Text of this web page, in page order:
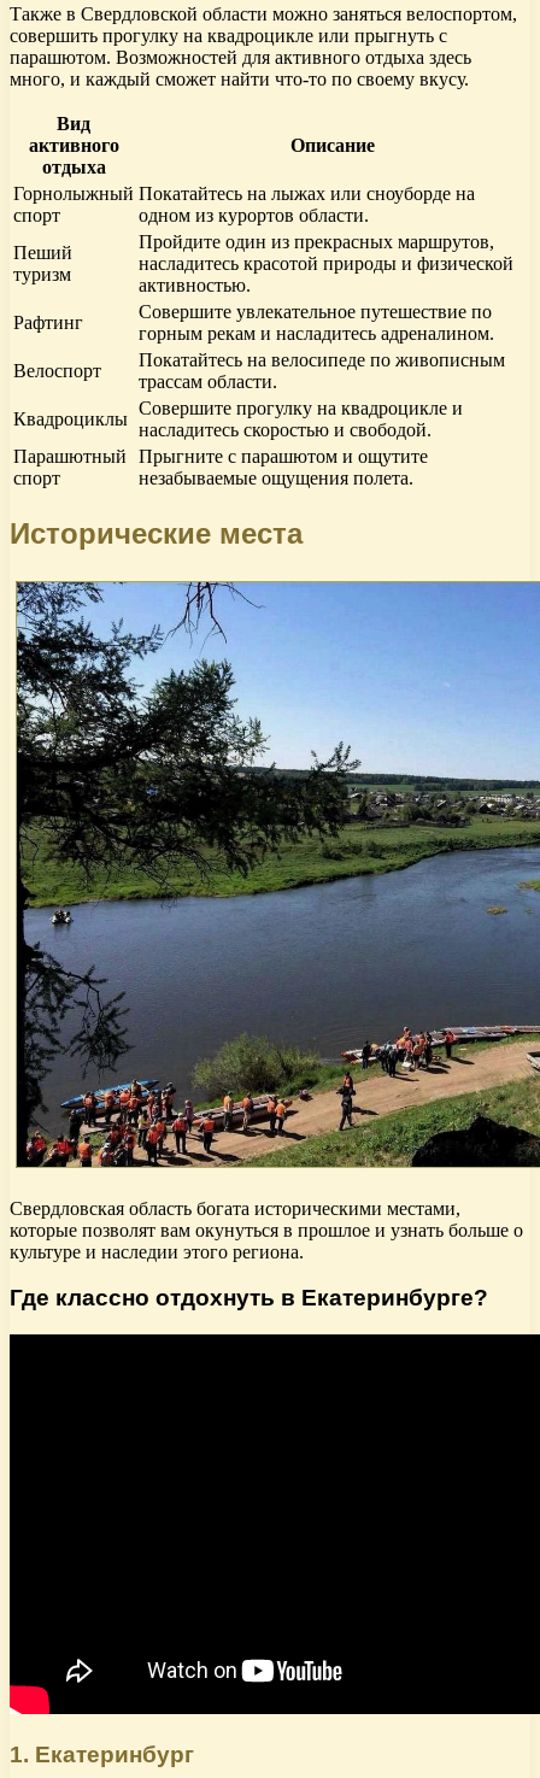
Также в Свердловской области можно заняться велоспортом,
совершить прогулку на квадроцикле или прыгнуть с
парашютом. Возможностей для активного отдыха здесь
много, и каждый сможет найти что-то по своему вкусу.
Вид
активного
отдыха
Описание
Горнолыжный
спорт
Покатайтесь на лыжах или сноуборде на
одном из курортов области.
Пеший
туризм
Пройдите один из прекрасных маршрутов,
насладитесь красотой природы и физической
активностью.
Рафтинг
Совершите увлекательное путешествие по
горным рекам и насладитесь адреналином.
Велоспорт
Покатайтесь на велосипеде по живописным
трассам области.
Квадроциклы
Совершите прогулку на квадроцикле и
насладитесь скоростью и свободой.
Парашютный
спорт
Прыгните с парашютом и ощутите
незабываемые ощущения полета.
Исторические места
Свердловская область богата историческими местами,
которые позволят вам окунуться в прошлое и узнать больше о
культуре и наследии этого региона.
Где классно отдохнуть в Екатеринбурге?
1. Екатеринбург